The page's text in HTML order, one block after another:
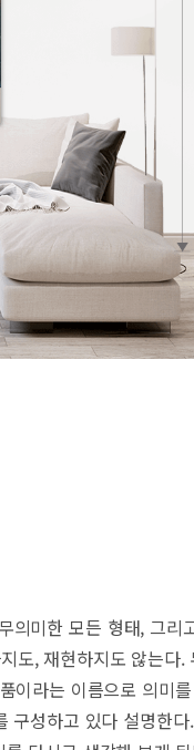
의미한 모든 형태, 그
도, 재현하지도 않는다
이라는 이름으로 의미
구성하고 있다 설명한